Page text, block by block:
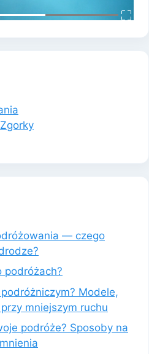
— czego
podróżach?
Modele,
mniejszym ruchu
podróże? Sposoby na